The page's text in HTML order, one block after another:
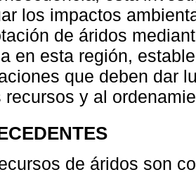
los impactos
de áridos
en esta región,
que deben dar
recursos y al
de áridos son